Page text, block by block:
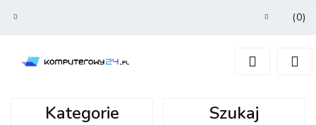
Zarejestruj się
(0)
Kategorie
Szukaj